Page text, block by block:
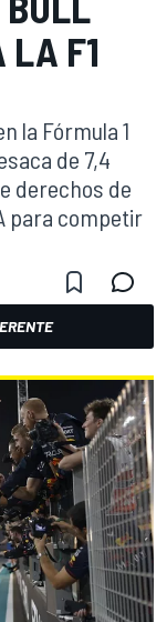
LA F1
la Fórmula 1
de 7,4
derechos de
para competir